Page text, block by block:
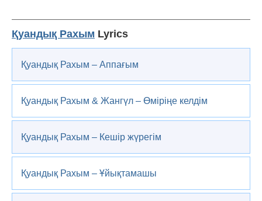
Қуандық Рахым Lyrics
Қуандық Рахым – Аппағым
Қуандық Рахым & Жангүл – Өміріңе келдім
Қуандық Рахым – Кешiр жүрегiм
Қуандық Рахым – Ұйықтамашы